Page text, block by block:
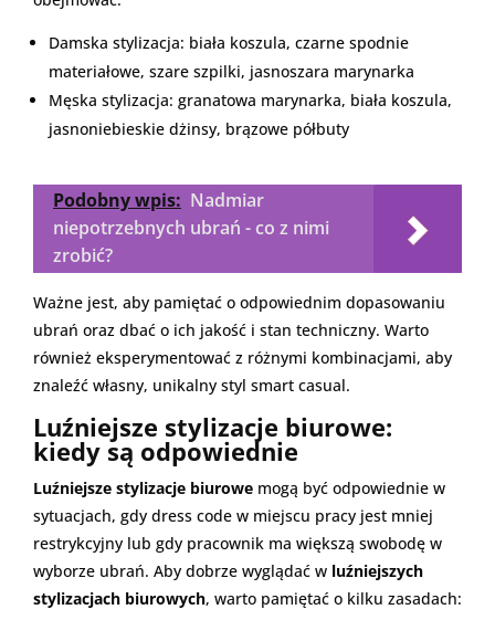
Damska stylizacja: biała koszula, czarne spodnie
materiałowe, szare szpilki, jasnoszara marynarka
Męska stylizacja: granatowa marynarka, biała koszula,
jasnoniebieskie dżinsy, brązowe półbuty
Podobny wpis: Nadmiar
niepotrzebnych ubrań - co z nimi
zrobić?
Ważne jest, aby pamiętać o odpowiednim dopasowaniu
ubrań oraz dbać o ich jakość i stan techniczny. Warto
również eksperymentować z różnymi kombinacjami, aby
znaleźć własny, unikalny styl smart casual.
Luźniejsze stylizacje biurowe:
kiedy są odpowiednie
Luźniejsze stylizacje biurowe mogą być odpowiednie w
sytuacjach, gdy dress code w miejscu pracy jest mniej
restrykcyjny lub gdy pracownik ma większą swobodę w
wyborze ubrań. Aby dobrze wyglądać w luźniejszych
stylizacjach biurowych, warto pamiętać o kilku zasadach: